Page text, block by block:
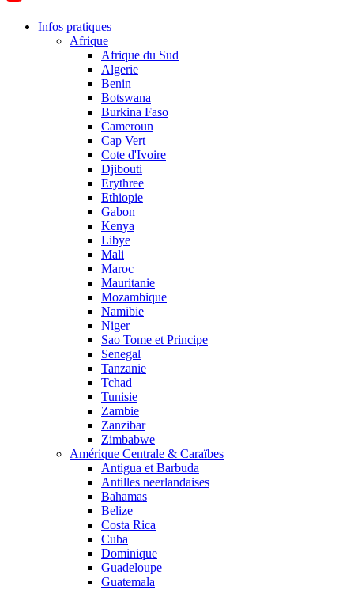
Infos pratiques
Afrique
Afrique du Sud
Algerie
Benin
Botswana
Burkina Faso
Cameroun
Cap Vert
Cote d'Ivoire
Djibouti
Erythree
Ethiopie
Gabon
Kenya
Libye
Mali
Maroc
Mauritanie
Mozambique
Namibie
Niger
Sao Tome et Principe
Senegal
Tanzanie
Tchad
Tunisie
Zambie
Zanzibar
Zimbabwe
Amérique Centrale & Caraïbes
Antigua et Barbuda
Antilles neerlandaises
Bahamas
Belize
Costa Rica
Cuba
Dominique
Guadeloupe
Guatemala